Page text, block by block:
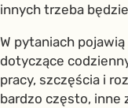
innych trzeba
W pytaniach
dotyczące
pracy, szczęścia i
bardzo często, inne